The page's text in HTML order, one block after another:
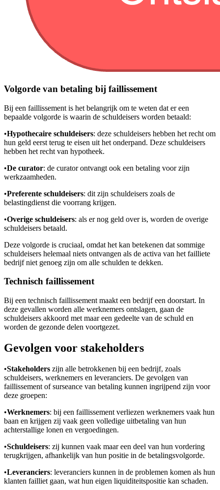
Volgorde van betaling bij faillissement
Bij een faillissement is het belangrijk om te weten dat er een
bepaalde volgorde is waarin de schuldeisers worden betaald:
•Hypothecaire schuldeisers: deze schuldeisers hebben het recht om
hun geld eerst terug te eisen uit het onderpand. Deze schuldeisers
hebben het recht van hypotheek.
•De curator: de curator ontvangt ook een betaling voor zijn
werkzaamheden.
•Preferente schuldeisers: dit zijn schuldeisers zoals de
belastingdienst die voorrang krijgen.
•Overige schuldeisers: als er nog geld over is, worden de overige
schuldeisers betaald.
Deze volgorde is cruciaal, omdat het kan betekenen dat sommige
schuldeisers helemaal niets ontvangen als de activa van het failliete
bedrijf niet genoeg zijn om alle schulden te dekken.
Technisch faillissement
Bij een technisch faillissement maakt een bedrijf een doorstart. In
deze gevallen worden alle werknemers ontslagen, gaan de
schuldeisers akkoord met maar een gedeelte van de schuld en
worden de gezonde delen voortgezet.
Gevolgen voor stakeholders
•Stakeholders zijn alle betrokkenen bij een bedrijf, zoals
schuldeisers, werknemers en leveranciers. De gevolgen van
faillissement of surseance van betaling kunnen ingrijpend zijn voor
deze groepen:
•Werknemers: bij een faillissement verliezen werknemers vaak hun
baan en krijgen zij vaak geen volledige uitbetaling van hun
achterstallige lonen en vergoedingen.
•Schuldeisers: zij kunnen vaak maar een deel van hun vordering
terugkrijgen, afhankelijk van hun positie in de betalingsvolgorde.
•Leveranciers: leveranciers kunnen in de problemen komen als hun
klanten failliet gaan, wat hun eigen liquiditeitspositie kan schaden.